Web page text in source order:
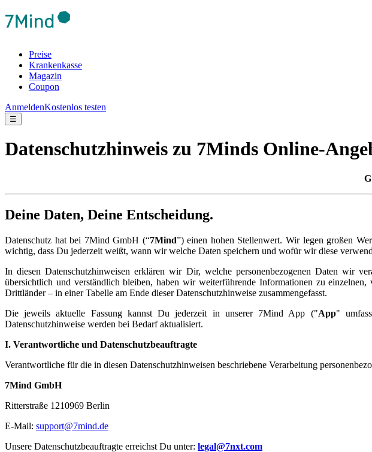
Preise
Krankenkasse
Magazin
Coupon
AnmeldenKostenlos testen
☰
Datenschutzhinweis zu 7Minds Online-
Deine Daten, Deine Entscheidung.
Datenschutz hat bei 7Mind GmbH (“7Mind”) einen hohen Stellenwert. Wir legen großen
wichtig, dass Du jederzeit weißt, wann wir welche Daten speichern und wofür wir diese
In diesen Datenschutzhinweisen erklären wir Dir, welche personenbezogenen Daten wir
übersichtlich und verständlich bleiben, haben wir weiterführende Informationen zu
Drittländer – in einer Tabelle am Ende dieser Datenschutzhinweise zusammengefasst.
Die jeweils aktuelle Fassung kannst Du jederzeit in unserer 7Mind App ("App"
Datenschutzhinweise werden bei Bedarf aktualisiert.
I. Verantwortliche und Datenschutzbeauftragte
Verantwortliche für die in diesen Datenschutzhinweisen beschriebene Verarbeitung
7Mind GmbH
Ritterstraße 1210969 Berlin
E-Mail: support@7mind.de
Unsere Datenschutzbeauftragte erreichst Du unter: legal@7nxt.com